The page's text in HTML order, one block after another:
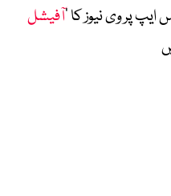
پر وی نیوز کا ’آفیشل